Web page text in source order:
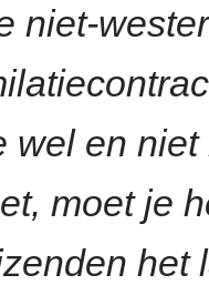
niet-
wel en
moet je
het